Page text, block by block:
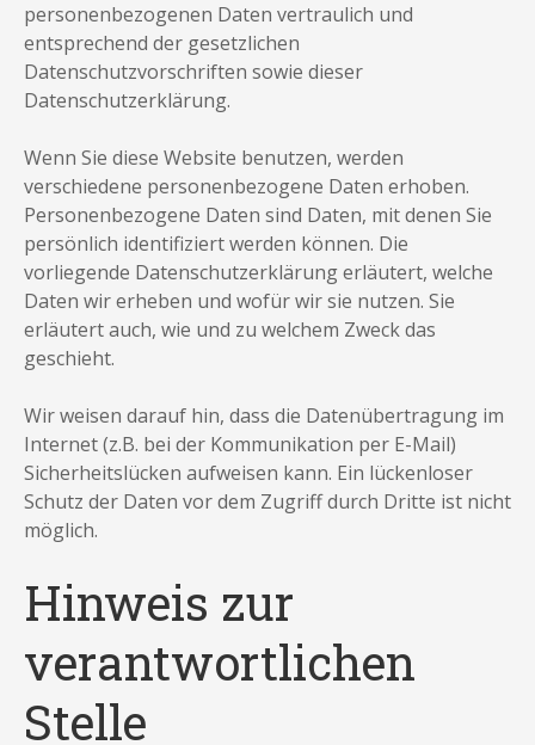
personenbezogenen Daten vertraulich und
entsprechend der gesetzlichen
Datenschutzvorschriften sowie dieser
Datenschutzerklärung.
Wenn Sie diese Website benutzen, werden
verschiedene personenbezogene Daten erhoben.
Personenbezogene Daten sind Daten, mit denen Sie
persönlich identifiziert werden können. Die
vorliegende Datenschutzerklärung erläutert, welche
Daten wir erheben und wofür wir sie nutzen. Sie
erläutert auch, wie und zu welchem Zweck das
geschieht.
Wir weisen darauf hin, dass die Datenübertragung im
Internet (z.B. bei der Kommunikation per E-Mail)
Sicherheitslücken aufweisen kann. Ein lückenloser
Schutz der Daten vor dem Zugriff durch Dritte ist nicht
möglich.
Hinweis zur
verantwortlichen
Stelle